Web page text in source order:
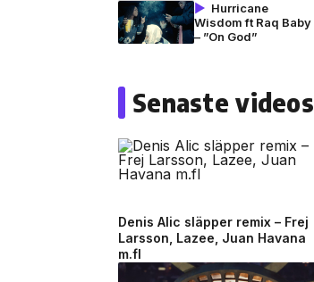
Hurricane
Wisdom ft Raq Baby
– ”On God”
Senaste videos
Denis Alic släpper remix – Frej
Larsson, Lazee, Juan Havana
m.fl